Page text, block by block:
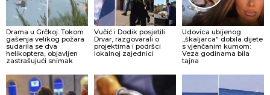
Drama u Grčkoj: Tokom
gašenja velikog požara
sudarila se dva
helikoptera, objavljen
zastrašujući snimak
Vučić i Dodik posjetili
Drvar, razgovarali o
projektima i podršci
lokalnoj zajednici
Udovica ubijenog
„škaljarca“ dobila dijete
s vjenčanim kumom:
Veza godinama bila
tajna